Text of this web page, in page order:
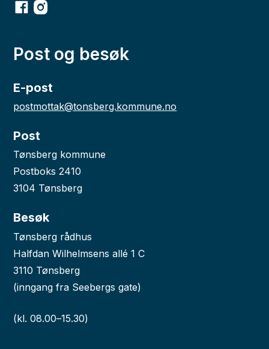
Facebook
Instagram
Post og besøk
E-post
postmottak@tonsberg.kommune.no
Post
Tønsberg kommune
Postboks 2410
3104 Tønsberg
Besøk
Tønsberg rådhus
Halfdan Wilhelmsens allé 1 C
3110 Tønsberg
(inngang fra Seebergs gate)
(kl. 08.00–15.30)